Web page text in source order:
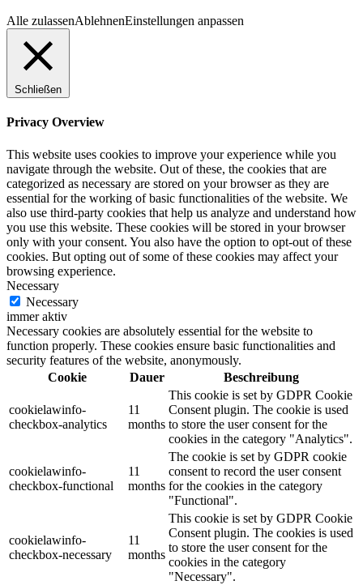
Alle zulassenAblehnenEinstellungen anpassen
Schließen
Privacy Overview
This website uses cookies to improve your experience while you
navigate through the website. Out of these, the cookies that are
categorized as necessary are stored on your browser as they are
essential for the working of basic functionalities of the website. We
also use third-party cookies that help us analyze and understand how
you use this website. These cookies will be stored in your browser
only with your consent. You also have the option to opt-out of these
cookies. But opting out of some of these cookies may affect your
browsing experience.
Necessary
Necessary
immer aktiv
Necessary cookies are absolutely essential for the website to
function properly. These cookies ensure basic functionalities and
security features of the website, anonymously.
Cookie
Dauer Beschreibung
cookielawinfo-
checkbox-analytics
11
months
This cookie is set by GDPR Cookie
Consent plugin. The cookie is used
to store the user consent for the
cookies in the category "Analytics".
cookielawinfo-
checkbox-functional
11
months
The cookie is set by GDPR cookie
consent to record the user consent
for the cookies in the category
"Functional".
cookielawinfo-
checkbox-necessary
11
months
This cookie is set by GDPR Cookie
Consent plugin. The cookies is used
to store the user consent for the
cookies in the category
"Necessary".